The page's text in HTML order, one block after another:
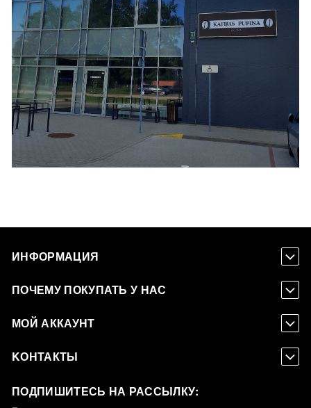
ИНФОРМАЦИЯ
ПОЧЕМУ ПОКУПАТЬ У НАС
МОЙ АККАУНТ
KОНТАКТЫ
ПОДПИШИТЕСЬ НА РАССЫЛКУ: